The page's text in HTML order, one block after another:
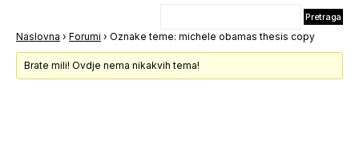
Naslovna › Forumi › Oznake teme: michele obamas thesis copy
Brate mili! Ovdje nema nikakvih tema!